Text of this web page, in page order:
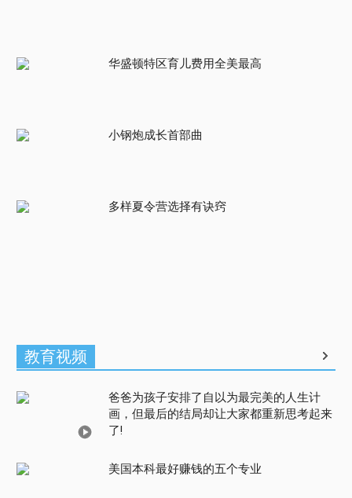
华盛顿特区育儿费用全美最高
小钢炮成长首部曲
多样夏令营选择有诀窍
教育视频
爸爸为孩子安排了自以为最完美的人生计
画，但最后的结局却让大家都重新思考起来
了!
美国本科最好赚钱的五个专业